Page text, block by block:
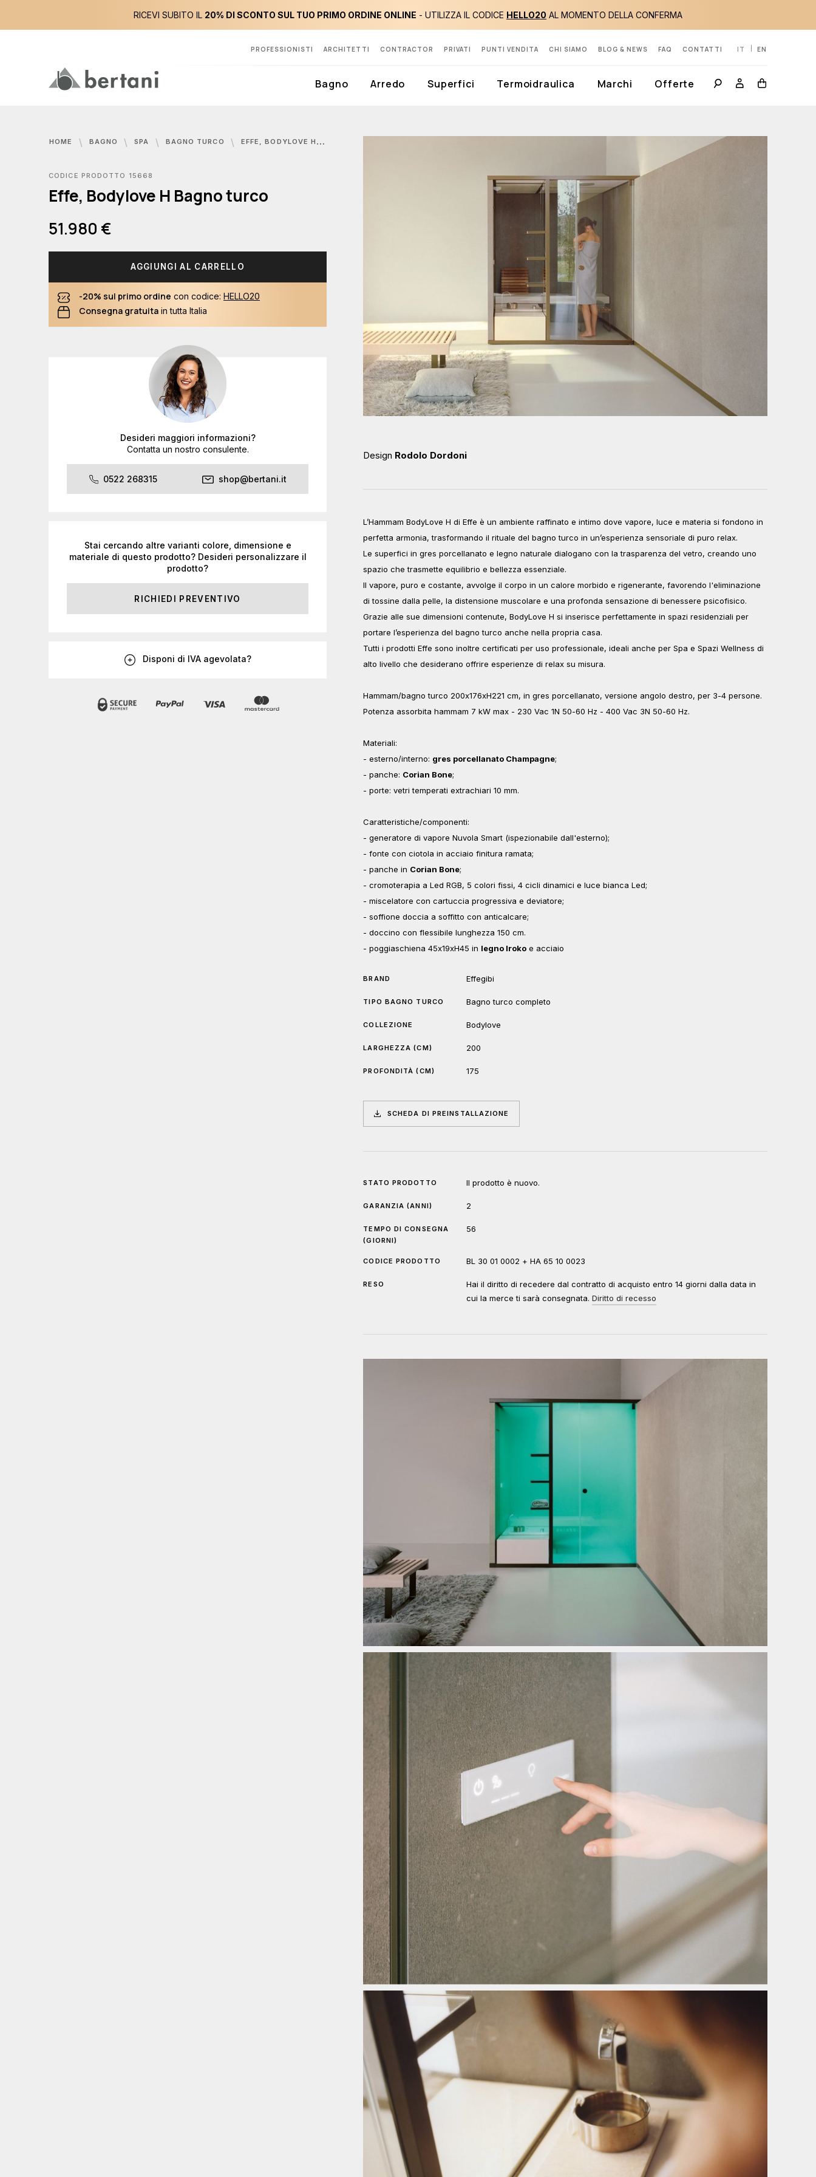
RICEVI SUBITO IL 20% DI SCONTO SUL TUO PRIMO ORDINE ONLINE - UTILIZZA IL CODICE HELLO20 AL MOMENTO DELLA CONFERMA
PROFESSIONISTI ARCHITETTI CONTRACTOR PRIVATI PUNTI VENDITA CHI SIAMO BLOG & NEWS FAQ CONTATTI IT EN
Bagno Arredo Superfici Termoidraulica Marchi Offerte
HOME BAGNO SPA BAGNO TURCO EFFE, BODYLOVE H BAGNO TURCO
CODICE PRODOTTO 15668
Effe, Bodylove H Bagno turco
51.980 €
AGGIUNGI AL CARRELLO
-20% sul primo ordine con codice: HELLO20
Consegna gratuita in tutta Italia
Desideri maggiori informazioni?
Contatta un nostro consulente.
0522 268315 shop@bertani.it
Stai cercando altre varianti colore, dimensione e
materiale di questo prodotto? Desideri personalizzare il
prodotto?
RICHIEDI PREVENTIVO
Disponi di IVA agevolata?
Design Rodolo Dordoni
L’Hammam BodyLove H di Effe è un ambiente raffinato e intimo dove vapore, luce e materia si fondono in
perfetta armonia, trasformando il rituale del bagno turco in un’esperienza sensoriale di puro relax.
Le superfici in gres porcellanato e legno naturale dialogano con la trasparenza del vetro, creando uno
spazio che trasmette equilibrio e bellezza essenziale.
Il vapore, puro e costante, avvolge il corpo in un calore morbido e rigenerante, favorendo l'eliminazione
di tossine dalla pelle, la distensione muscolare e una profonda sensazione di benessere psicofisico.
Grazie alle sue dimensioni contenute, BodyLove H si inserisce perfettamente in spazi residenziali per
portare l’esperienza del bagno turco anche nella propria casa.
Tutti i prodotti Effe sono inoltre certificati per uso professionale, ideali anche per Spa e Spazi Wellness di
alto livello che desiderano offrire esperienze di relax su misura.
Hammam/bagno turco 200x176xH221 cm, in gres porcellanato, versione angolo destro, per 3-4 persone.
Potenza assorbita hammam 7 kW max - 230 Vac 1N 50-60 Hz - 400 Vac 3N 50-60 Hz.
Materiali:
- esterno/interno: gres porcellanato Champagne;
- panche: Corian Bone;
- porte: vetri temperati extrachiari 10 mm.
Caratteristiche/componenti:
- generatore di vapore Nuvola Smart (ispezionabile dall'esterno);
- fonte con ciotola in acciaio finitura ramata;
- panche in Corian Bone;
- cromoterapia a Led RGB, 5 colori fissi, 4 cicli dinamici e luce bianca Led;
- miscelatore con cartuccia progressiva e deviatore;
- soffione doccia a soffitto con anticalcare;
- doccino con flessibile lunghezza 150 cm.
- poggiaschiena 45x19xH45 in legno Iroko e acciaio
BRAND Effegibi
TIPO BAGNO TURCO Bagno turco completo
COLLEZIONE Bodylove
LARGHEZZA (CM) 200
PROFONDITÀ (CM) 175
SCHEDA DI PREINSTALLAZIONE
STATO PRODOTTO Il prodotto è nuovo.
GARANZIA (ANNI) 2
TEMPO DI CONSEGNA
(GIORNI)
56
CODICE PRODOTTO BL 30 01 0002 + HA 65 10 0023
RESO
Hai il diritto di recedere dal contratto di acquisto entro 14 giorni dalla data in
cui la merce ti sarà consegnata.Diritto di recesso